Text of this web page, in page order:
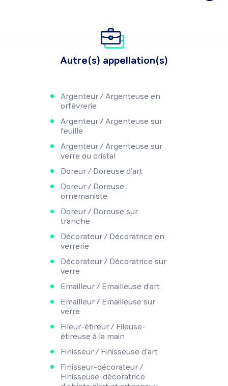
Autre(s) appellation(s)
Argenteur / Argenteuse en
orfèvrerie
Argenteur / Argenteuse sur
feuille
Argenteur / Argenteuse sur
verre ou cristal
Doreur / Doreuse d'art
Doreur / Doreuse
ornemaniste
Doreur / Doreuse sur
tranche
Décorateur / Décoratrice en
verrerie
Décorateur / Décoratrice sur
verre
Emailleur / Emailleuse d'art
Emailleur / Emailleuse sur
verre
Fileur-étireur / Fileuse-
étireuse à la main
Finisseur / Finisseuse d'art
Finisseur-décorateur /
Finisseuse-décoratrice